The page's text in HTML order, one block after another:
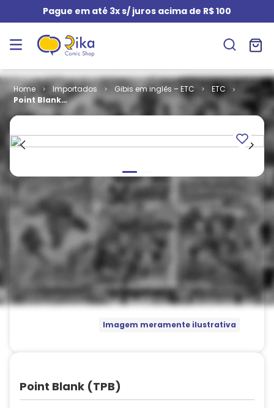
Pague em até 3x s/ juros acima de R$ 100
Importados Gibis em inglês – ETC
ETC
Point Blank
(TPB)
Imagem meramente ilustrativa
Point Blank (TPB)